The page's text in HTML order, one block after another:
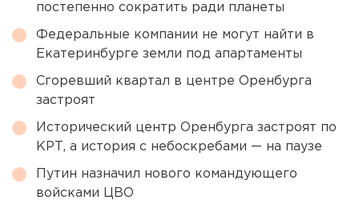
постепенно сократить ради планеты
Федеральные компании не могут найти в
Екатеринбурге земли под апартаменты
Сгоревший квартал в центре Оренбурга
застроят
Исторический центр Оренбурга застроят по
КРТ, а история с небоскребами — на паузе
Путин назначил нового командующего
войсками ЦВО